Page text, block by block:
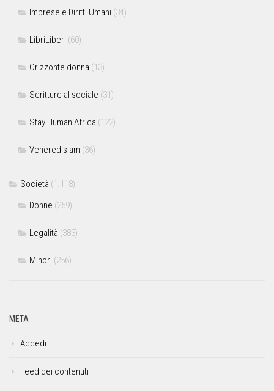
Imprese e Diritti Umani (34)
LibriLiberi (60)
Orizzonte donna (13)
Scritture al sociale (31)
Stay Human Africa (122)
VeneredIslam (36)
Società (1.118)
Donne (259)
Legalità (383)
Minori (256)
META
Accedi
Feed dei contenuti